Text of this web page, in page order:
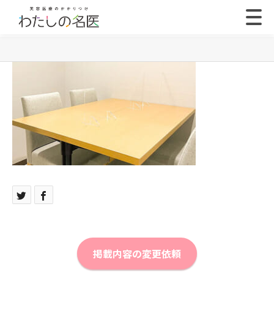
掲載内容の変更依頼